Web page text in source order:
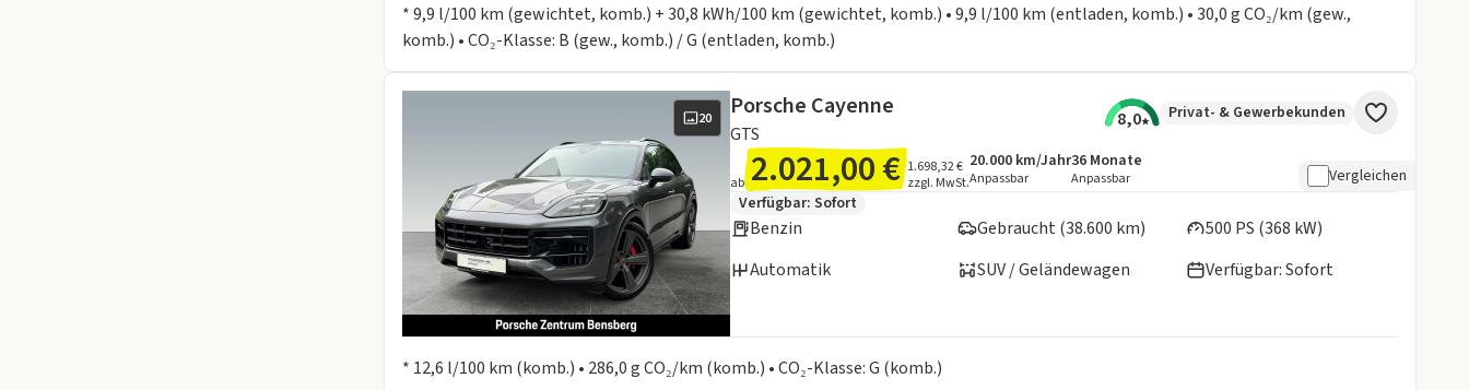
* 9,9 l/100 km (gewichtet, komb.) + 30,8 kWh/100 km (gewichtet, komb.) • 9,9 l/100 km (entladen, komb.) • 30,0 g CO₂/km (gew.,
komb.) • CO₂-Klasse: B (gew., komb.) / G (entladen, komb.)
20 Porsche Cayenne
GTS
8,0 Privat- & Gewerbekunden
ab 2.021,00 € 1.698,32 €
zzgl. MwSt.
Angebotsdetails:
Inklusive Laufleistung
20.000 km/Jahr
Anpassbar
Laufzeit
36 Monate
Anpassbar Vergleichen
Zusätzliche Fahrzeuginformationen:
Verfügbar: Sofort
Benzin Gebraucht (38.600 km)
500 PS (368 kW)
Automatik
SUV / Geländewagen Verfügbar: Sofort
* 12,6 l/100 km (komb.) • 286,0 g CO₂/km (komb.) • CO₂-Klasse: G (komb.)